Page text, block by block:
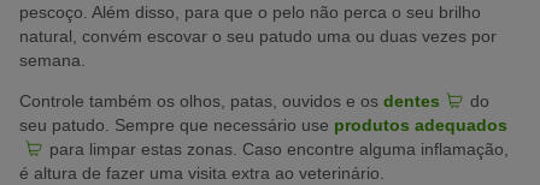
pescoço. Além disso, para que o pelo não perca o seu brilho
natural, convém escovar o seu patudo uma ou duas vezes por
semana.
Controle também os olhos, patas, ouvidos e os dentes
do
seu patudo. Sempre que necessário use produtos adequados
para limpar estas zonas. Caso encontre alguma inflamação,
é altura de fazer uma visita extra ao veterinário.